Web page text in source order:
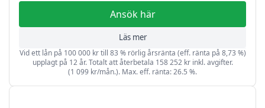
Ansök här
Läs mer
Vid ett lån på 100 000 kr till 83 % rörlig årsränta (eff. ränta på 8,73 %)
upplagt på 12 år. Totalt att återbetala 158 252 kr inkl. avgifter.
(1 099 kr/mån.). Max. eff. ränta: 26.5 %.